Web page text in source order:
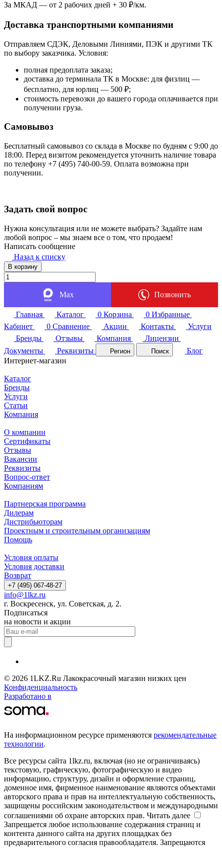
За МКАД — от 2 рабочих дней + 30 ₽/км.
Доставка транспортными компаниями
Отправляем СДЭК, Деловыми Линиями, ПЭК и другими ТК
по выбору заказчика. Условия:
полная предоплата заказа;
доставка до терминала ТК в Москве: для физлиц —
бесплатно, для юрлиц — 500 ₽;
стоимость перевозки до вашего города оплачивается при
получении груза.
Самовывоз
Бесплатный самовывоз со склада в Москве по будням с 9:00 до
18:00. Перед визитом рекомендуется уточнить наличие товара
по телефону +7 (495) 740-00-59. Оплата возможна при
получении.
Задать свой вопрос
Нужна консультация или не можете выбрать? Задайте нам
любой вопрос – мы знаем все о том, что продаем!
Написать сообщение
Назад к списку
В корзину
Max Позвонить
Главная Каталог 0 Корзина 0 Избранные
Кабинет
0 Сравнение Акции Контакты
Услуги
Бренды
Отзывы Компания
Лицензии
Документы
Реквизиты Регион Поиск
Блог
Интернет-магазин
Каталог
Бренды
Услуги
Статьи
Компания
О компании
Сертификаты
Отзывы
Вакансии
Реквизиты
Вопрос-ответ
Компаниям
Партнерская программа
Дилерам
Дистрибьюторам
Проектным и строительным организациям
Помощь
Условия оплаты
Условия доставки
Возврат
+7 (495) 067-48-27
info@1lkz.ru
г. Воскресенск, ул. Советская, д. 2.
Подписаться
на новости и акции
© 2026 1LKZ.Ru Лакокрасочный магазин низких цен
Конфиденциальность
Разработано в
На информационном ресурсе применяются рекомендательные
технологии.
Все ресурсы сайта 1lkz.ru, включая (но не ограничиваясь)
текстовую, графическую, фотографическую и видео
информацию, структуру, дизайн и оформление страниц,
доменное имя, фирменное наименование являются объектами
авторского права и прав на интеллектуальную собственность,
защищены российским законодательством и международными
соглашениями об охране авторских прав. Читать далее
Запрещается любое использование содержания страниц и
контента данного сайта на других площадках без
предварительного согласия правообладателя. Запрещаются